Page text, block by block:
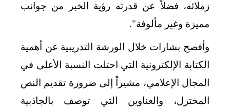
زملائه، فضلاً عن قدرته رؤية الخبر من جوانب
مميزة وغير مألوفة".
وأفصح بشارات خلال الورشة التدريبية عن أهمية
الكتابة الإلكترونية التي احتلت النسبة الأعلى في
المجال الإعلامي، مشيراً إلى ضرورة تقديم النص
المختزل، والعناوين التي توصف بالجاذبية